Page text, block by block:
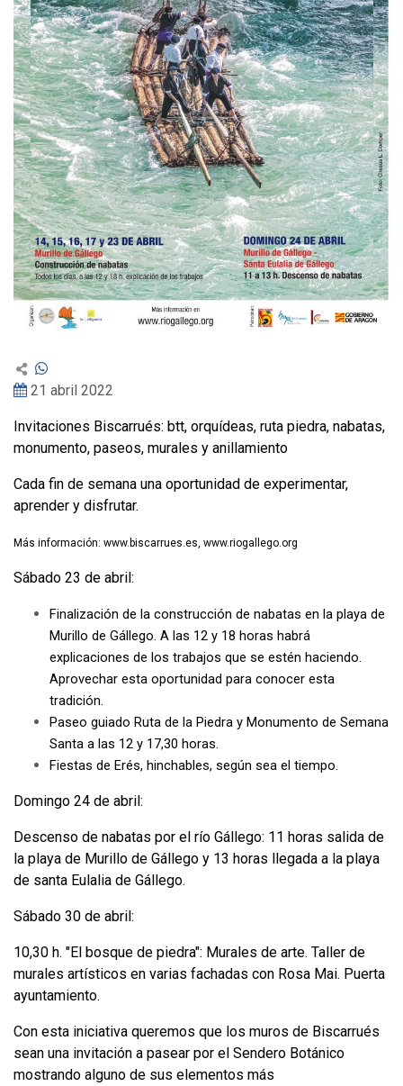
21 abril 2022
Invitaciones Biscarrués: btt, orquídeas, ruta piedra, nabatas,
monumento, paseos, murales y anillamiento
Cada fin de semana una oportunidad de experimentar,
aprender y disfrutar.
Más información: www.biscarrues.es www.riogallego.org
Sábado 23 de abril:
Finalización de la construcción de nabatas en la playa de
Murillo de Gállego. A las 12 y 18 horas habrá
explicaciones de los trabajos que se estén haciendo.
Aprovechar esta oportunidad para conocer esta
tradición.
Paseo guiado Ruta de la Piedra y Monumento de Semana
Santa a las 12 y 17,30 horas.
Fiestas de Erés, hinchables, según sea el tiempo.
Domingo 24 de abril:
Descenso de nabatas por el río Gállego: 11 horas salida de
la playa de Murillo de Gállego y 13 horas llegada a la playa
de santa Eulalia de Gállego.
Sábado 30 de abril:
10,30 h. "El bosque de piedra": Murales de arte. Taller de
murales artísticos en varias fachadas con Rosa Mai. Puerta
ayuntamiento.
Con esta iniciativa queremos que los muros de Biscarrués
sean una invitación a pasear por el Sendero Botánico
mostrando alguno de sus elementos más